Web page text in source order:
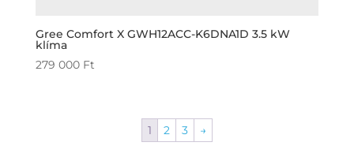
Gree Comfort X GWH12ACC-K6DNA1D 3.5 kW
klíma
279 000 Ft
1 2 3 →